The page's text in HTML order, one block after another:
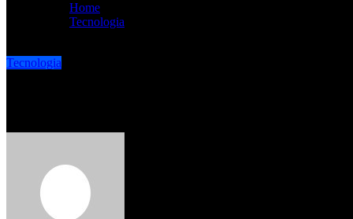
Home
Tecnologia
Tecnologia